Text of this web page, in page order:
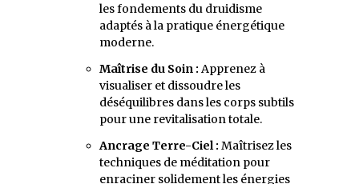
les fondements du druidisme
adaptés à la pratique énergétique
moderne.
Maîtrise du Soin : Apprenez à
visualiser et dissoudre les
déséquilibres dans les corps subtils
pour une revitalisation totale.
Ancrage Terre-Ciel : Maîtrisez les
techniques de méditation pour
enraciner solidement les énergies